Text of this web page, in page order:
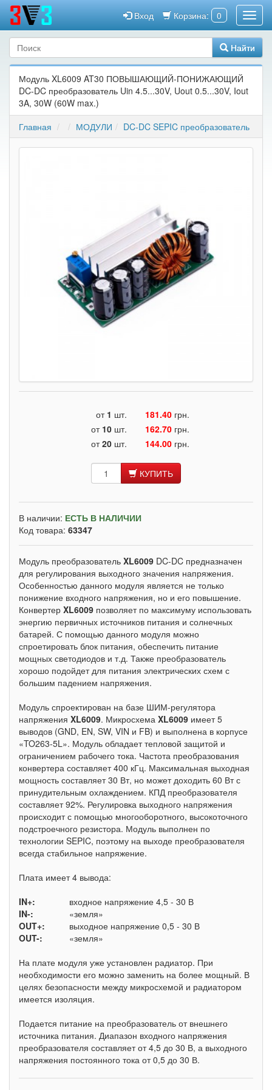
Корзина: 0
Вход
Найти
Модуль XL6009 AT30 ПОВЫШАЮЩИЙ-ПОНИЖАЮЩИЙ
DC-DC преобразователь Uin 4.5...30V, Uout 0.5...30V, Iout
3A, 30W (60W max.)
Главная
МОДУЛИ DC-DC SEPIC преобразователь
от 1 шт. 181.40 грн.
от 10 шт. 162.70 грн.
от20 шт. 144.00 грн.
КУПИТЬ
В наличии: ЕСТЬ В НАЛИЧИИ
Код товара: 63347
Модуль преобразователь XL6009 DC-DC предназначен
для регулирования выходного значения напряжения.
Особенностью данного модуля является не только
понижение входного напряжения, но и его повышение.
Конвертер XL6009 позволяет по максимуму использовать
энергию первичных источников питания и солнечных
батарей. С помощью данного модуля можно
спроетировать блок питания, обеспечить питание
мощных светодиодов и т.д. Также преобразователь
хорошо подойдет для питания электрических схем с
большим падением напряжения.
Модуль спроектирован на базе ШИМ-регулятора
напряжения XL6009. Микросхема XL6009 имеет 5
выводов (GND, EN, SW, VIN и FB) и выполнена в корпусе
«TO263-5L». Модуль обладает тепловой защитой и
ограничением рабочего тока. Частота преобразования
конвертера составляет 400 кГц. Максимальная выходная
мощность составляет 30 Вт, но может доходить 60 Вт с
принудительным охлаждением. КПД преобразователя
составляет 92%. Регулировка выходного напряжения
происходит с помощью многооборотного, высокоточного
подстроечного резистора. Модуль выполнен по
технологии SEPIC, поэтому на выходе преобразователя
всегда стабильное напряжение.
Плата имеет 4 вывода:
IN+:
входное напряжение 4,5 - 30 В
IN-:
«земля»
OUT+:
выходное напряжение 0,5 - 30 В
OUT-:
«земля»
На плате модуля уже установлен радиатор. При
необходимости его можно заменить на более мощный. В
целях безопасности между микросхемой и радиатором
имеется изоляция.
Подается питание на преобразователь от внешнего
источника питания. Диапазон входного напряжения
преобразователя составляет от 4,5 до 30 В, а выходного
напряжения постоянного тока от 0,5 до 30 В.